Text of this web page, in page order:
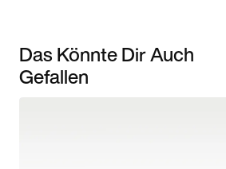
Das Könnte Dir Auch
Gefallen